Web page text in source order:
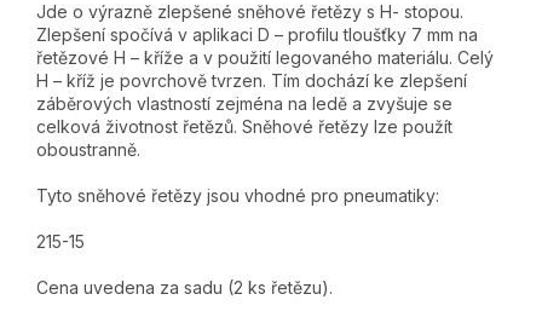
Jde o výrazně zlepšené sněhové řetězy s H- stopou.
Zlepšení spočívá v aplikaci D – profilu tloušťky 7 mm na
řetězové H – kříže a v použití legovaného materiálu. Celý
H – kříž je povrchově tvrzen. Tím dochází ke zlepšení
záběrových vlastností zejména na ledě a zvyšuje se
celková životnost řetězů. Sněhové řetězy lze použít
oboustranně.
Tyto sněhové řetězy jsou vhodné pro pneumatiky:
215-15
Cena uvedena za sadu (2 ks řetězu).